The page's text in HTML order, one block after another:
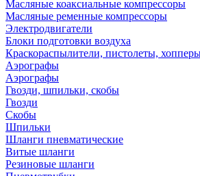
Масляные коаксиальные компрессоры
Масляные ременные компрессоры
Электродвигатели
Блоки подготовки воздуха
Краскораспылители, пистолеты,
Аэрографы
Аэрографы
Гвозди, шпильки, скобы
Гвозди
Скобы
Шпильки
Шланги пневматические
Витые шланги
Резиновые шланги